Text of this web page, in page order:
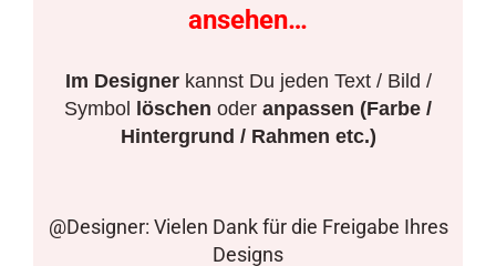
ansehen…
Im Designerkannst Du jeden Text / Bild /
Symbol
löschen oder anpassen (Farbe /
Hintergrund / Rahmen etc.)
@Designer: Vielen Dank für die Freigabe Ihres
Designs